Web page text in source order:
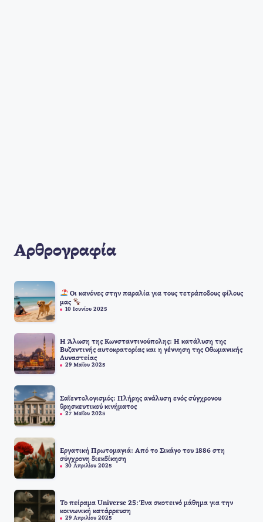
Αρθρογραφία
Οι κανόνες στην παραλία για τους τετράποδους φίλους
μας
10 Ιουνίου 2025
Η Άλωση της Κωνσταντινούπολης: Η κατάλυση της
Βυζαντινής αυτοκρατορίας και η γέννηση της Οθωμανικής
Δυναστείας
29 Μαΐου 2025
Σαϊεντολογισμός: Πλήρης ανάλυση ενός σύγχρονου
θρησκευτικού κινήματος
27 Μαΐου 2025
Εργατική Πρωτομαγιά: Από το Σικάγο του 1886 στη
σύγχρονη διεκδίκηση
30 Απριλίου 2025
Το πείραμα Universe 25: Ένα σκοτεινό μάθημα για την
κοινωνική κατάρρευση
29 Απριλίου 2025